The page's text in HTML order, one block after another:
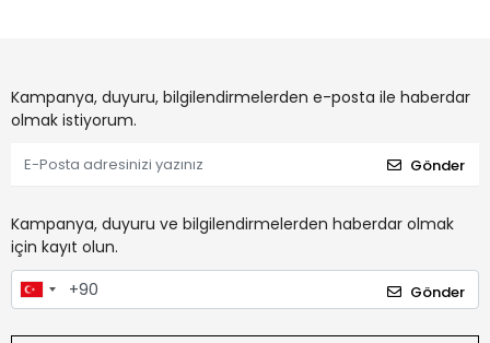
Kampanya, duyuru, bilgilendirmelerden e-posta ile haberdar
olmak istiyorum.
Gönder
Kampanya, duyuru ve bilgilendirmelerden haberdar olmak
için kayıt olun.
Gönder